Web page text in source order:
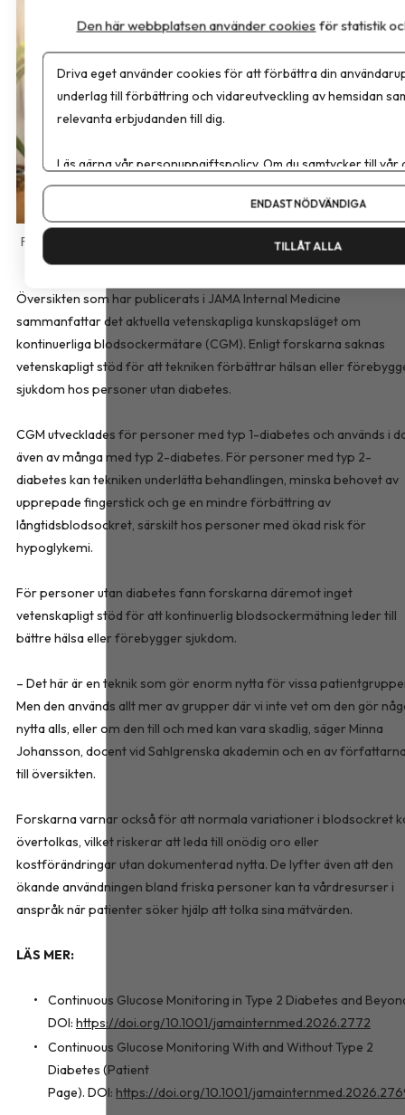
Översikten som har publicerats i JAMA Internal Medicine
sammanfattar det aktuella vetenskapliga kunskapsläget om
kontinuerliga blodsockermätare (CGM). Enligt forskarna saknas
vetenskapligt stöd för att tekniken förbättrar hälsan eller
sjukdom hos personer utan diabetes.
CGM utvecklades för personer med typ 1-diabetes och används i
även av många med typ 2-diabetes. För personer med typ 2-
diabetes kan tekniken underlätta behandlingen, minska behovet av
upprepade fingerstick och ge en mindre förbättring av
långtidsblodsockret, särskilt hos personer med ökad risk för
hypoglykemi.
För personer utan diabetes fann forskarna däremot inget
vetenskapligt stöd för att kontinuerlig blodsockermätning leder till
bättre hälsa eller förebygger sjukdom.
– Det här är en teknik som gör enorm nytta för vissa
Men den används allt mer av grupper där vi inte vet om den gör
nytta alls, eller om den till och med kan vara skadlig, säger Minna
Johansson, docent vid Sahlgrenska akademin och en av
till översikten.
Forskarna varnar också för att normala variationer i blodsockret
övertolkas, vilket riskerar att leda till onödig oro eller
kostförändringar utan dokumenterad nytta. De lyfter även att den
ökande användningen bland friska personer kan ta vårdresurser i
anspråk när patienter söker hjälp att tolka sina mätvärden.
LÄS MER:
Continuous Glucose Monitoring in Type 2 Diabetes and
DOI: https://doi.org/10.1001/jamainternmed.2026.2772
Continuous Glucose Monitoring With and Without Type 2
Diabetes (Patient
Page). DOI: https://doi.org/10.1001/
Den här webbplatsen använder cookies för statistik
Driva eget använder cookies för att förbättra din
underlag till förbättring och vidareutveckling av hemsidan
relevanta erbjudanden till dig.
Läs gärna vårpersonuppgiftspolicy. Om du samtycker till vår
Om du vill ändra ditt val i efterhand hittar du den möjligheten
ENDAST NÖDVÄNDIGA
TILLÅT ALLA